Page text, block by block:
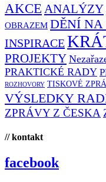
AKCE ANALÝZY
OBRAZEM DĚNÍ
INSPIRACE
PROJEKTY
PRAKTICKÉ RADY
ROZHOVORY TISKOVÉ
VÝSLEDKY
ZPRÁVY Z ČESKA
// kontakt
facebook